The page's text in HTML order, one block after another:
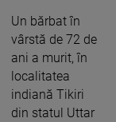
Un bărbat în
vârstă de 72 de
ani a murit, în
localitatea
indiană Tikiri
din statul Uttar